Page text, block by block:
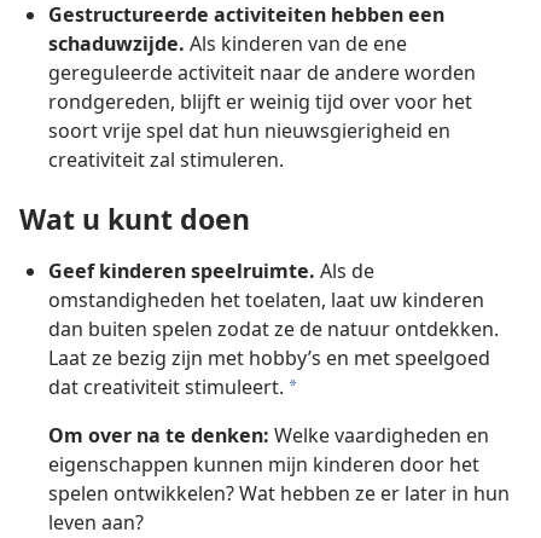
Gestructureerde activiteiten hebben een
schaduwzijde. Als kinderen van de ene
gereguleerde activiteit naar de andere worden
rondgereden, blijft er weinig tijd over voor het
soort vrije spel dat hun nieuwsgierigheid en
creativiteit zal stimuleren.
Wat u kunt doen
Geef kinderen speelruimte. Als de
omstandigheden het toelaten, laat uw kinderen
dan buiten spelen zodat ze de natuur ontdekken.
Laat ze bezig zijn met hobby’s en met speelgoed
dat creativiteit stimuleert. a
Om over na te denken: Welke vaardigheden en
eigenschappen kunnen mijn kinderen door het
spelen ontwikkelen? Wat hebben ze er later in hun
leven aan?